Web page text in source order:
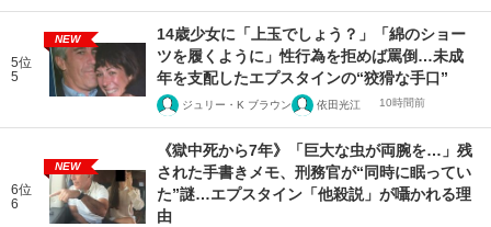
5位
5
NEW
14歳少女に「上玉でしょう？」「綿のショー
ツを履くように」性行為を拒めば罵倒…未成
年を支配したエプスタインの“狡猾な手口”
ジュリー・K ブラウン 依田光江 10時間前
6位
6
NEW
《獄中死から7年》「巨大な虫が両腕を…」残
された手書きメモ、刑務官が“同時に眠ってい
た”謎…エプスタイン「他殺説」が囁かれる理
由